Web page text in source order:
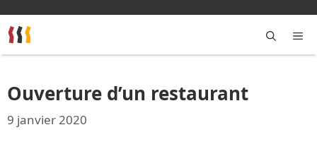
au
contenu
Ouverture d’un restaurant
9 janvier 2020